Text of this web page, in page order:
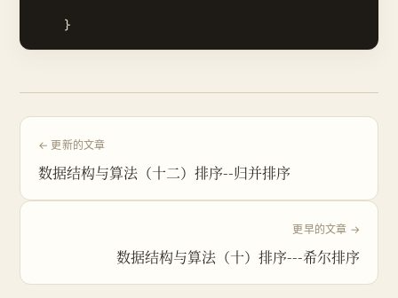
← 更新的文章
数据结构与算法（十二）排序--归并排序
更早的文章 →
数据结构与算法（十）排序---希尔排序